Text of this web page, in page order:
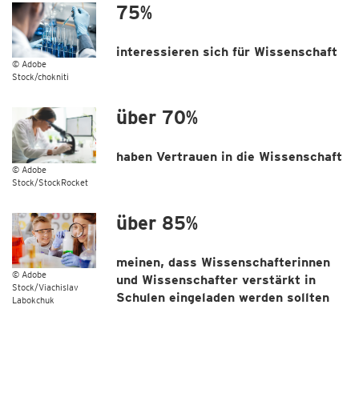
© Adobe
Stock/chokniti
75%
interessieren sich für Wissenschaft
© Adobe
Stock/StockRocket
über 70%
haben Vertrauen in die Wissenschaft
© Adobe
Stock/Viachislav
Labokchuk
über 85%
meinen, dass Wissenschafterinnen
und Wissenschafter verstärkt in
Schulen eingeladen werden sollten